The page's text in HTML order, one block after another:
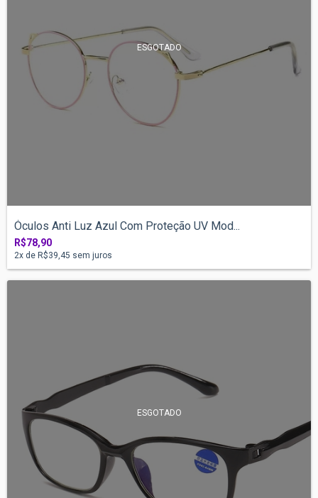
ESGOTADO
Óculos Anti Luz Azul Com Proteção UV Mod...
R$78,90
2x de R$39,45 sem juros
ESGOTADO